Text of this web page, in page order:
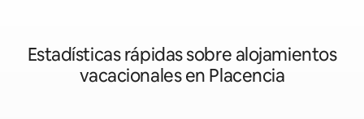
Estadísticas rápidas sobre alojamientos
vacacionales en Placencia